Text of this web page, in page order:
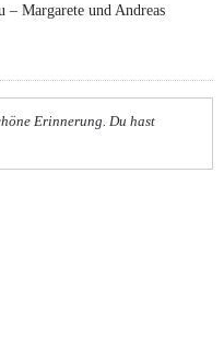
– Margarete und Andreas
Erinnerung. Du hast